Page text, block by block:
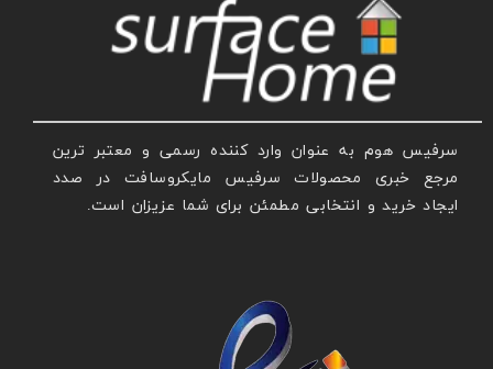
سرفیس هوم به عنوان وارد کننده رسمی و معتبر ترین
مرجع خبری محصولات سرفیس مایکروسافت در صدد
ایجاد خرید و انتخابی مطمئن برای شما عزیزان است.